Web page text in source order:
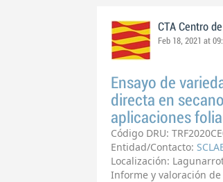
CTA Centro
Feb 18, 2021 at
Ensayo de
directa en
aplicaciones
Código DRU:
Entidad/Contacto:
Localización:
Informe y valoración